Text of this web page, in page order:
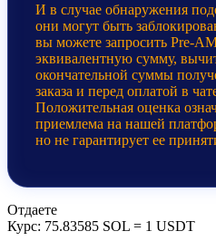
И в случае обнаружения
они могут быть
вы можете запросить Pre-
эквивалентную сумму,
окончательной суммы
заказа и перед оплатой в
Положительная оценка
приемлема на нашей
но не гарантирует ее
Отдаете
Курс: 75.83585 SOL = 1 USDT